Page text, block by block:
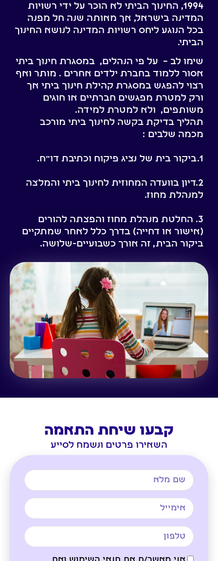
1994, החינוך הביתי לא הוכר על ידי רשויות
המדינה בישראל, אך מאותה שנה חל מפנה
בכל הנוגע ליחס רשויות המדינה לנושא החינוך
הביתי.
שימו לב – על פי הנהלים, במסגרת חינוך ביתי
אסור ללמוד בחברת ילדים אחרים . מותר ואף
רצוי להפגש במסגרת קהילת חינוך ביתי אך
ורק למטרת מפגשים חברתיים או חוגים
משותפים, ולא למטרת למידה.
תהליך בדיקת בקשה לחינוך ביתי מורכב
מכמה שלבים :
1.ביקור בית של נציג פיקוח וכתיבת דו״ח.
2.דיון בוועדה המחוזית לחינוך ביתי והמלצה
למנהלת מחוז.
3. החלטת מנהלת מחוז והפצתה להורים
(אישור או דחייה) בדרך כלל לאחר שמתקיים
ביקור הבית, זה אורך כשבועיים-שלושה.
קבעו שיחת התאמה
השאירו פרטים ונשמח לסייע